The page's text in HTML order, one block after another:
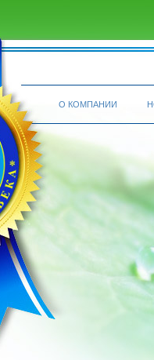
О КОМПАНИИ